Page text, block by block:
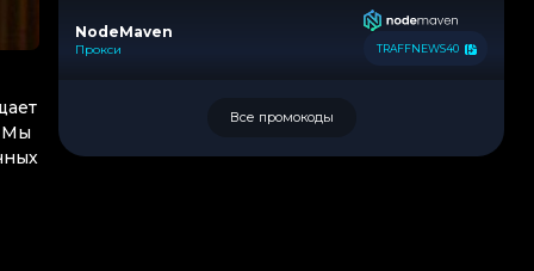
Мы
NodeMaven
Прокси TRAFFNEWS40
Все промокоды